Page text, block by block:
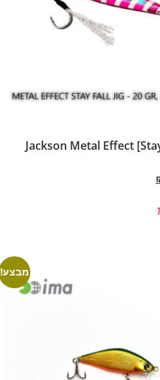
Jackson Metal Effect
מבצע!